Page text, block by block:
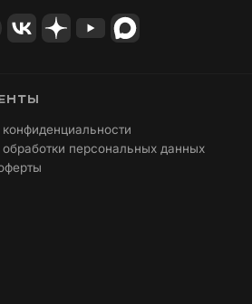
обработки персональных данных